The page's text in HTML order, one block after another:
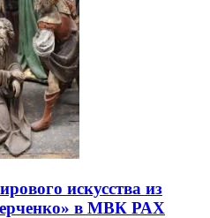
искусства из
в МВК РАХ